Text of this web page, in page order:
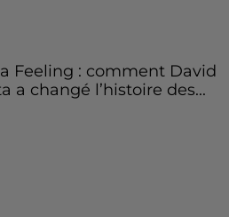
Feeling : comment David
a changé l’histoire des...